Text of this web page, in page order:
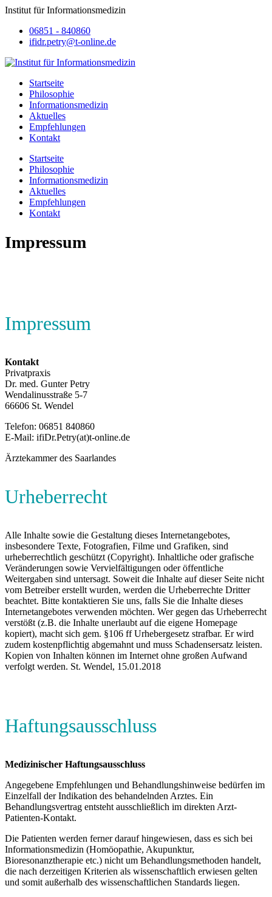
Institut für Informationsmedizin
06851 - 840860
ifidr.petry@t-online.de
Startseite
Philosophie
Informationsmedizin
Aktuelles
Empfehlungen
Kontakt
Startseite
Philosophie
Informationsmedizin
Aktuelles
Empfehlungen
Kontakt
Impressum
Impressum
Kontakt
Privatpraxis
Dr. med. Gunter Petry
Wendalinusstraße 5-7
66606 St. Wendel
Telefon: 06851 840860
E-Mail: ifiDr.Petry(at)t-online.de
Ärztekammer des Saarlandes
Urheberrecht
Alle Inhalte sowie die Gestaltung dieses Internetangebotes,
insbesondere Texte, Fotografien, Filme und Grafiken, sind
urheberrechtlich geschützt (Copyright). Inhaltliche oder grafische
Veränderungen sowie Vervielfältigungen oder öffentliche
Weitergaben sind untersagt. Soweit die Inhalte auf dieser Seite nicht
vom Betreiber erstellt wurden, werden die Urheberrechte Dritter
beachtet. Bitte kontaktieren Sie uns, falls Sie die Inhalte dieses
Internetangebotes verwenden möchten. Wer gegen das Urheberrecht
verstößt (z.B. die Inhalte unerlaubt auf die eigene Homepage
kopiert), macht sich gem. §106 ff Urhebergesetz strafbar. Er wird
zudem kostenpflichtig abgemahnt und muss Schadensersatz leisten.
Kopien von Inhalten können im Internet ohne großen Aufwand
verfolgt werden. St. Wendel, 15.01.2018
Haftungsausschluss
Medizinischer Haftungsausschluss
Angegebene Empfehlungen und Behandlungshinweise bedürfen im
Einzelfall der Indikation des behandelnden Arztes. Ein
Behandlungsvertrag entsteht ausschließlich im direkten Arzt-
Patienten-Kontakt.
Die Patienten werden ferner darauf hingewiesen, dass es sich bei
Informationsmedizin (Homöopathie, Akupunktur,
Bioresonanztherapie etc.) nicht um Behandlungsmethoden handelt,
die nach derzeitigen Kriterien als wissenschaftlich erwiesen gelten
und somit außerhalb des wissenschaftlichen Standards liegen.